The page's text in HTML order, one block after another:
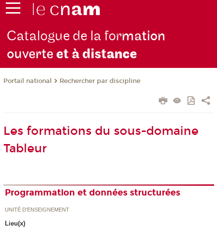
Catalogue de la formation
ouverteet à distance
Portail national Rechercher par discipline
Les formations du sous-domaine
Tableur
Programmation et données structurées
UNITÉ D’ENSEIGNEMENT
Lieu(x)